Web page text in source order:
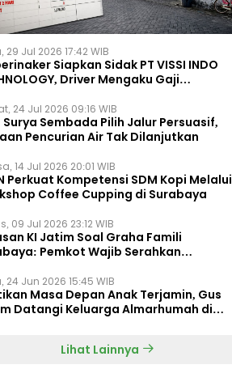
29 Jul 2026 17:42 WIB
Siapkan Sidak PT VISSI INDO
Driver Mengaku Gaji
24 Jul 2026 09:16 WIB
Surya Sembada Pilih Jalur Persuasif,
Pencurian Air Tak Dilanjutkan
14 Jul 2026 20:01 WIB
Perkuat Kompetensi SDM Kopi Melalui
Coffee Cupping di Surabaya
09 Jul 2026 23:12 WIB
KI Jatim Soal Graha Famili
Pemkot Wajib Serahkan
24 Jun 2026 15:45 WIB
Masa Depan Anak Terjamin, Gus
Datangi Keluarga Almarhumah di
Lihat Lainnya